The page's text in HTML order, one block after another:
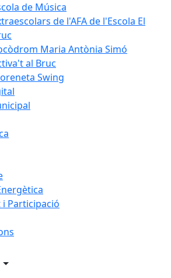
de Música
de l'AFA de l'Escola El
Maria Antònia Simó
al Bruc
Swing
Participació